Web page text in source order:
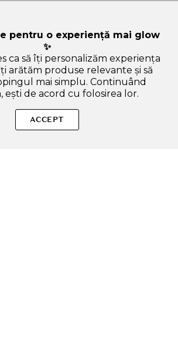
UE, alese responsabil.
pentru o experiență mai glow
✨
ca să îți personalizăm experiența
arătăm produse relevante și să
mai simplu. Continuând
ești de acord cu folosirea lor.
ACCEPT